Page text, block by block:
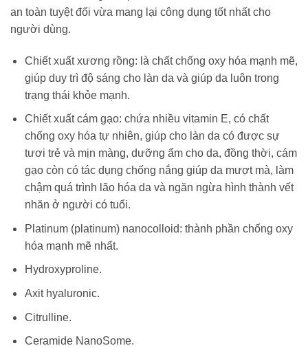
an toàn tuyệt đối vừa mang lại công dụng tốt nhất cho
người dùng.
Chiết xuất xương rồng: là chất chống oxy hóa mạnh mẽ,
giúp duy trì độ sáng cho làn da và giúp da luôn trong
trạng thái khỏe mạnh.
Chiết xuất cám gạo: chứa nhiều vitamin E, có chất
chống oxy hóa tự nhiên, giúp cho làn da có được sự
tươi trẻ và mịn màng, dưỡng ẩm cho da, đồng thời, cám
gạo còn có tác dụng chống nắng giúp da mượt mà, làm
chậm quá trình lão hóa da và ngăn ngừa hình thành vết
nhăn ở người có tuổi.
Platinum (platinum) nanocolloid: thành phần chống oxy
hóa mạnh mẽ nhất.
Hydroxyproline.
Axit hyaluronic.
Citrulline.
Ceramide NanoSome.